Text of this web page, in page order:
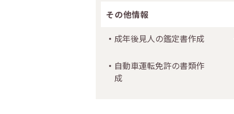
その他情報
成年後見人の鑑定書作成
自動車運転免許の書類作
成